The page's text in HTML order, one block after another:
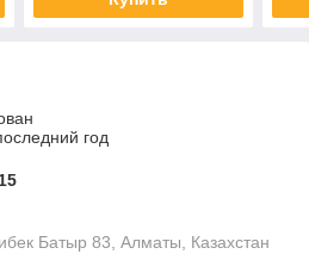
год
Батыр 83, Алматы, Казахстан